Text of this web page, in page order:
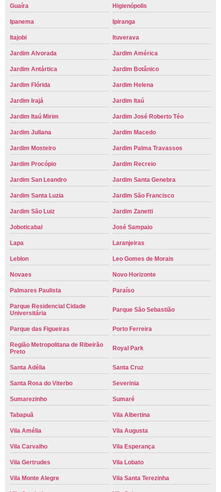
Guaíra Higienópolis
Ipanema Ipiranga
Itajobi Ituverava
Jardim Alvorada Jardim América
Jardim Antártica Jardim Botânico
Jardim Flórida Jardim Helena
Jardim Irajá Jardim Itaú
Jardim Itaú Mirim Jardim José Roberto Téo
Jardim Juliana Jardim Macedo
Jardim Mosteiro Jardim Palma Travassos
Jardim Procópio Jardim Recreio
Jardim San Leandro Jardim Santa Genebra
Jardim Santa Luzia Jardim São Francisco
Jardim São Luiz Jardim Zanetti
Joboticabal José Sampaio
Lapa Laranjeiras
Leblon Leo Gomes de Morais
Novaes Novo Horizonte
Palmares Paulista Paraíso
Parque Residencial Cidade
Universitária
Parque São Sebastião
Parque das Figueiras Porto Ferreira
Região Metropolitana de Ribeirão
Preto
Royal Park
Santa Adélia Santa Cruz
Santa Rosa do Viterbo Severinia
Sumarezinho Sumaré
Tabapuã Vila Albertina
Vila Amélia Vila Augusta
Vila Carvalho Vila Esperança
Vila Gertrudes Vila Lobato
Vila Monte Alegre Vila Santa Terezinha